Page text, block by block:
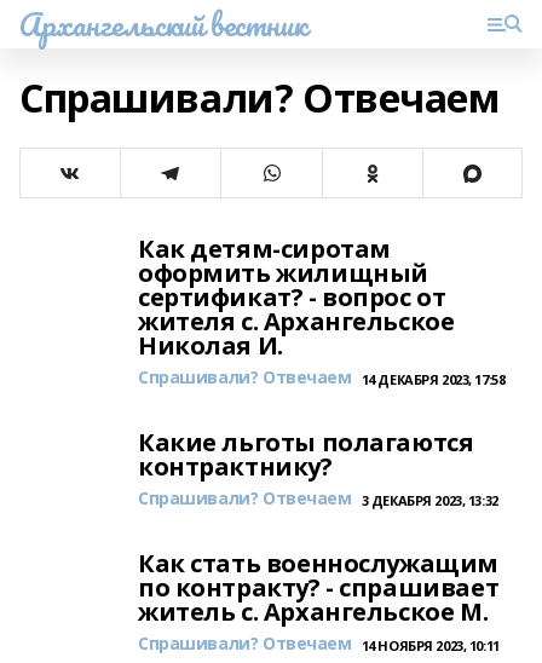
Архангельский вестник
Спрашивали? Отвечаем
Как детям-сиротам
оформить жилищный
сертификат? - вопрос от
жителя с. Архангельское
Николая И.
Спрашивали? Отвечаем 14 ДЕКАБРЯ 2023, 17:58
Какие льготы полагаются
контрактнику?
Спрашивали? Отвечаем 3 ДЕКАБРЯ 2023, 13:32
Как стать военнослужащим
по контракту? - спрашивает
житель с. Архангельское М.
Спрашивали? Отвечаем 14 НОЯБРЯ 2023, 10:11